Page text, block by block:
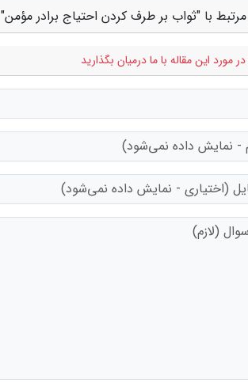
با "ثواب بر طرف کردن احتیاج برادر مؤمن"
مورد این مقاله با ما درمیان بگذارید